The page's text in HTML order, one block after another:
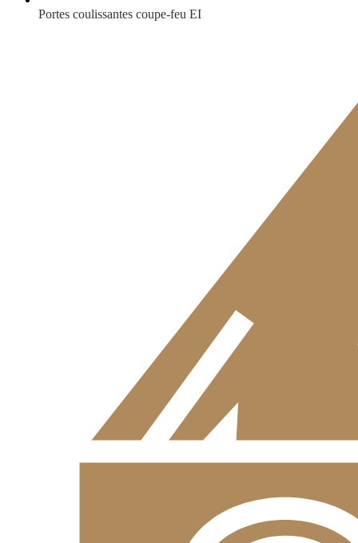
Portes coulissantes coupe-feu EI